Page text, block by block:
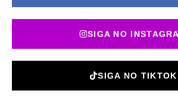
SIGA NO
SIGA NO TIKTOK